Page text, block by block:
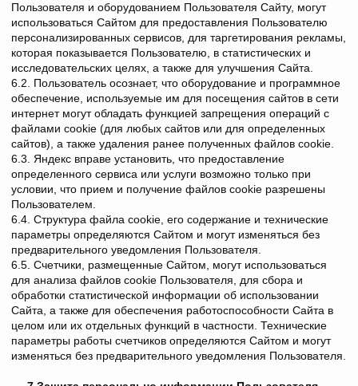
Пользователя и оборудованием Пользователя Сайту, могут
использоваться Сайтом для предоставления Пользователю
персонализированных сервисов, для таргетирования рекламы,
которая показывается Пользователю, в статистических и
исследовательских целях, а также для улучшения Сайта.
6.2. Пользователь осознает, что оборудование и программное
обеспечение, используемые им для посещения сайтов в сети
интернет могут обладать функцией запрещения операций с
файлами cookie (для любых сайтов или для определенных
сайтов), а также удаления ранее полученных файлов cookie.
6.3. Яндекс вправе установить, что предоставление
определенного сервиса или услуги возможно только при
условии, что прием и получение файлов cookie разрешены
Пользователем.
6.4. Структура файла cookie, его содержание и технические
параметры определяются Сайтом и могут изменяться без
предварительного уведомления Пользователя.
6.5. Счетчики, размещенные Сайтом, могут использоваться
для анализа файлов cookie Пользователя, для сбора и
обработки статистической информации об использовании
Сайта, а также для обеспечения работоспособности Сайта в
целом или их отдельных функций в частности. Технические
параметры работы счетчиков определяются Сайтом и могут
изменяться без предварительного уведомления Пользователя.